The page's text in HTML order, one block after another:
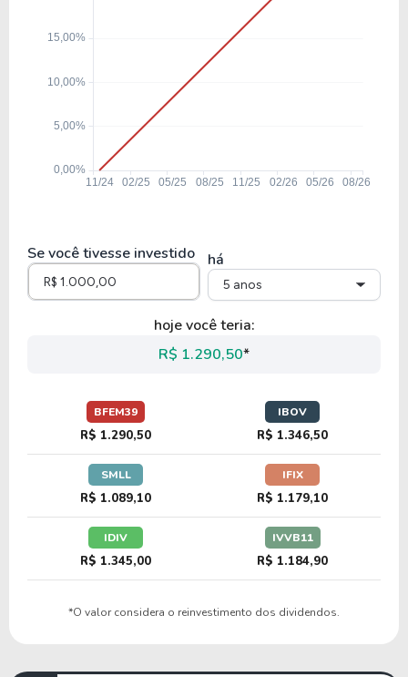
Se você tivesse investido há
5 anos
hoje você teria:
R$ 1.290,50*
BFEM39
R$ 1.290,50
IBOV
R$ 1.346,50
SMLL
R$ 1.089,10
IFIX
R$ 1.179,10
IDIV
R$ 1.345,00
IVVB11
R$ 1.184,90
*O valor considera o reinvestimento dos dividendos.